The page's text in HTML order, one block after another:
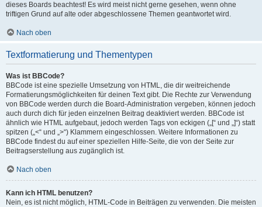
dieses Boards beachtest! Es wird meist nicht gerne gesehen, wenn ohne
triftigen Grund auf alte oder abgeschlossene Themen geantwortet wird.
Nach oben
Textformatierung und Thementypen
Was ist BBCode?
BBCode ist eine spezielle Umsetzung von HTML, die dir weitreichende
Formatierungsmöglichkeiten für deinen Text gibt. Die Rechte zur Verwendung
von BBCode werden durch die Board-Administration vergeben, können jedoch
auch durch dich für jeden einzelnen Beitrag deaktiviert werden. BBCode ist
ähnlich wie HTML aufgebaut, jedoch werden Tags von eckigen („[“ und „]“) statt
spitzen („<“ und „>“) Klammern eingeschlossen. Weitere Informationen zu
BBCode findest du auf einer speziellen Hilfe-Seite, die von der Seite zur
Beitragserstellung aus zugänglich ist.
Nach oben
Kann ich HTML benutzen?
Nein, es ist nicht möglich, HTML-Code in Beiträgen zu verwenden. Die meisten